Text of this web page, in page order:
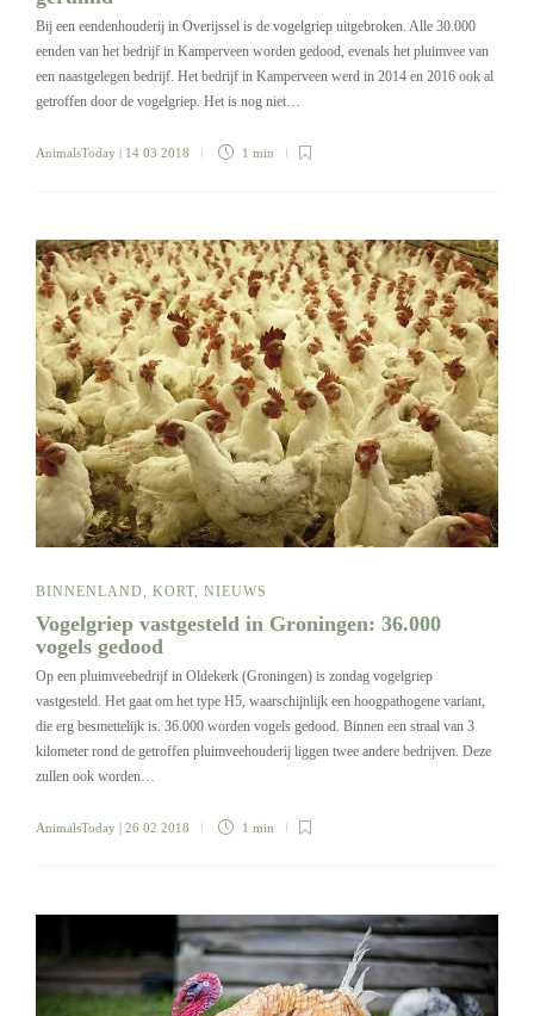
Bij een eendenhouderij in Overijssel is de vogelgriep uitgebroken. Alle 30.000
eenden van het bedrijf in Kamperveen worden gedood, evenals het pluimvee van
een naastgelegen bedrijf. Het bedrijf in Kamperveen werd in 2014 en 2016 ook al
getroffen door de vogelgriep. Het is nog niet…
AnimalsToday | 14 03 2018 1 min
BINNENLAND KORT NIEUWS
Vogelgriep vastgesteld in Groningen: 36.000
vogels gedood
Op een pluimveebedrijf in Oldekerk (Groningen) is zondag vogelgriep
vastgesteld. Het gaat om het type H5, waarschijnlijk een hoogpathogene variant,
die erg besmettelijk is. 36.000 worden vogels gedood. Binnen een straal van 3
kilometer rond de getroffen pluimveehouderij liggen twee andere bedrijven. Deze
zullen ook worden…
AnimalsToday | 26 02 2018 1 min